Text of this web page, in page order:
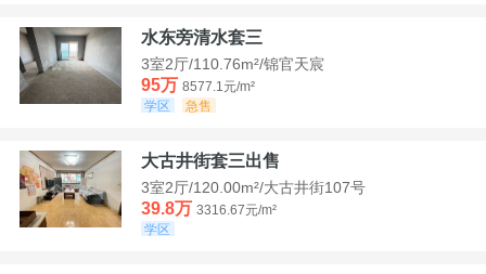
水东旁清水套三
3室2厅/110.76m²/锦官天宸
95万 8577.1元/m²
学区
急售
大古井街套三出售
3室2厅/120.00m²/大古井街107号
39.8万 3316.67元/m²
学区